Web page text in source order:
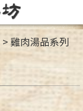
>雞肉湯品系列